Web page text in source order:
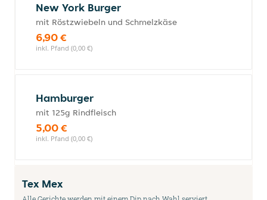
New York Burger
mit Röstzwiebeln und Schmelzkäse
6,90 €
inkl. Pfand (0,00 €)
Hamburger
mit 125g Rindfleisch
5,00 €
inkl. Pfand (0,00 €)
Tex Mex